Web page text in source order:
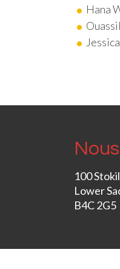
Hana
100
Lower
B4C 2G5